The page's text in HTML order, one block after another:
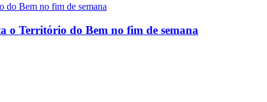
o Território do Bem no fim de semana